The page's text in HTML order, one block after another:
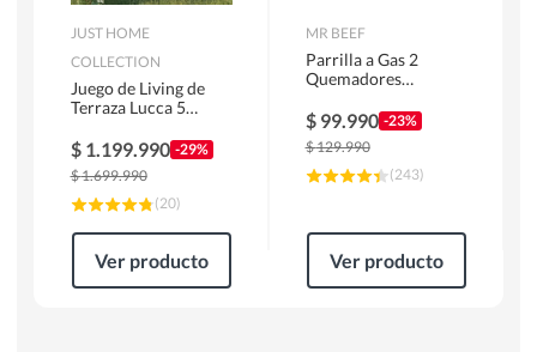
JUST HOME
COLLECTION
Juego de Living de
Terraza Lucca 5
$ 1.199.990 -29%
$1.699.990
(20)
Ver producto
MR BEEF
Parrilla a Gas 2
Quemadores
$ 99.990 -23%
$129.990
(243)
Ver producto